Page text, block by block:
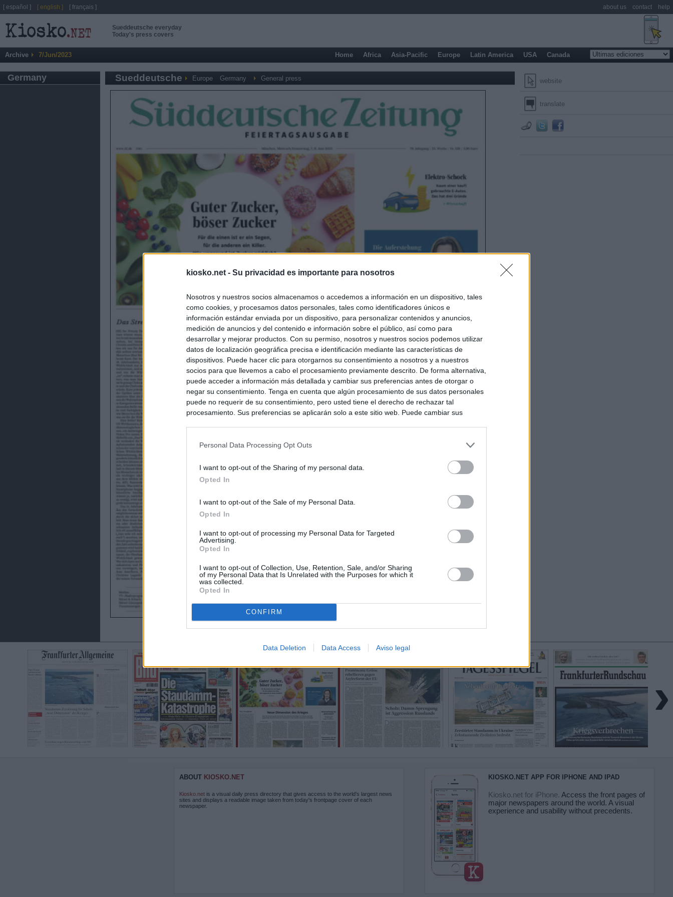
kiosko.net - Su privacidad es importante para nosotros
Nosotros y nuestros socios almacenamos o accedemos a información en un dispositivo, tales
como cookies, y procesamos datos personales, tales como identificadores únicos e
información estándar enviada por un dispositivo, para personalizar contenidos y anuncios,
medición de anuncios y del contenido e información sobre el público, así como para
desarrollar y mejorar productos. Con su permiso, nosotros y nuestros socios podemos utilizar
datos de localización geográfica precisa e identificación mediante las características de
dispositivos. Puede hacer clic para otorgarnos su consentimiento a nosotros y a nuestros
socios para que llevemos a cabo el procesamiento previamente descrito. De forma alternativa,
puede acceder a información más detallada y cambiar sus preferencias antes de otorgar o
negar su consentimiento. Tenga en cuenta que algún procesamiento de sus datos personales
puede no requerir de su consentimiento, pero usted tiene el derecho de rechazar tal
procesamiento. Sus preferencias se aplicarán solo a este sitio web. Puede cambiar sus
Personal Data Processing Opt Outs
I want to opt-out of the Sharing of my personal data.
Opted In
I want to opt-out of the Sale of my Personal Data.
Opted In
I want to opt-out of processing my Personal Data for Targeted
Advertising.
Opted In
I want to opt-out of Collection, Use, Retention, Sale, and/or Sharing
of my Personal Data that Is Unrelated with the Purposes for which it
was collected.
Opted In
CONFIRM
Data Deletion Data Access Aviso legal
Sueddeutsche everyday
Today's press covers
Archive 7/Jun/2023 Home Africa Asia-Pacific Europe Latin America USA Canada
Germany website
translate
Sueddeutsche Europe Germany General press
›
ABOUT KIOSKO.NET
Kiosko.net is a visual daily press directory that gives access to the world's largest news
sites and displays a readable image taken from today's frontpage cover of each
newspaper.
KIOSKO.NET APP FOR IPHONE AND IPAD
Kiosko.net for iPhone. Access the front pages of
major newspapers around the world. A visual
experience and usability without precedents.
[ español ] [ english ] [ français ] about us contact help